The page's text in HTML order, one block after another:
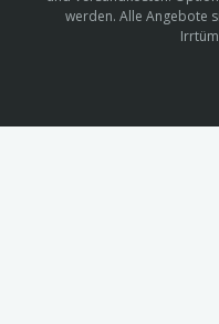
werden. Alle Angebote